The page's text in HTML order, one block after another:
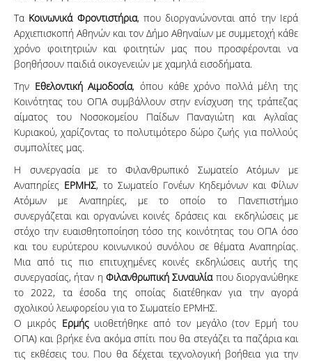
Τα Κοινωνικά Φροντιστήρια, που διοργανώνονται από την Ιερά
Αρχιεπισκοπή Αθηνών και τον Δήμο Αθηναίων με συμμετοχή κάθε
χρόνο φοιτητριών και φοιτητών μας που προσφέρονται να
βοηθήσουν παιδιά οικογενειών με χαμηλά εισοδήματα.
Την Εθελοντική Αιμοδοσία, όπου κάθε χρόνο πολλά μέλη της
Κοινότητας του ΟΠΑ συμβάλλουν στην ενίσχυση της τράπεζας
αίματος του Νοσοκομείου Παίδων Παναγιώτη και Αγλαΐας
Κυριακού, χαρίζοντας το πολυτιμότερο δώρο ζωής για πολλούς
συμπολίτες μας.
Η συνεργασία με το Φιλανθρωπικό Σωματείο Ατόμων με
Αναπηρίες ΕΡΜΗΣ, το Σωματείο Γονέων Κηδεμόνων και Φίλων
Ατόμων με Αναπηρίες, με το οποίο το Πανεπιστήμιο
συνεργάζεται και οργανώνει κοινές δράσεις και εκδηλώσεις με
στόχο την ευαισθητοποίηση τόσο της κοινότητας του ΟΠΑ όσο
και του ευρύτερου κοινωνικού συνόλου σε θέματα Αναπηρίας.
Μια από τις πιο επιτυχημένες κοινές εκδηλώσεις αυτής της
συνεργασίας, ήταν η Φιλανθρωπική Συναυλίαπου διοργανώθηκε
το 2022, τα έσοδα της οποίας διατέθηκαν για την αγορά
σχολικού λεωφορείου για το Σωματείο ΕΡΜΗΣ.
Ο μικρός Ερμήςυιοθετήθηκε από τον μεγάλο (τον Ερμή του
ΟΠΑ) και βρήκε ένα ακόμα σπίτι που θα στεγάζει τα παζάρια και
τις εκθέσεις του. Που θα δέχεται τεχνολογική βοήθεια για την